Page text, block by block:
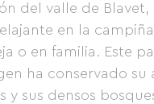
del valle de
en la
o en familia. Este
ha conservado su
y sus densos